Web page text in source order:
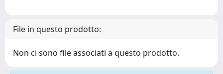
File in questo prodotto:
Non ci sono file associati a questo prodotto.